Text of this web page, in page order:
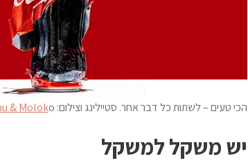
הכי טעים – לשתות כל דבר אחר. סטיילינג וצילום: & Moloko
יש משקל למשקל